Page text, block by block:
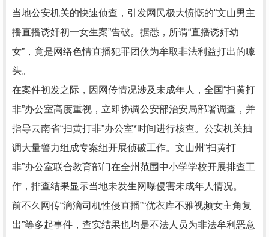
当地公安机关的快速侦查，引发网民极大愤慨的“文山男主
播直播诱奸初一女生案”告破。据悉，所谓“直播诱奸幼
女”，竟是网络色情直播犯罪团伙为牟取非法利益打出的噱
头。
在案件初发之际，因网传情况涉及未成年人，全国“扫黄打
非”办公室高度重视，立即协调公安部治安局部署调查，并
指导云南省“扫黄打非”办公室*时间进行核查。公安机关抽
调大量警力组成专案组开展侦破工作。文山州“扫黄打
非”办公室联合教育部门在全州范围中小学学校开展排查工
作，排查结果显示当地未发生网曝侵害未成年人情况。
前不久网传“滴滴司机性侵直播”“优衣库不雅视频女主角复
出”等多起事件，查实结果也均是不法人员为非法牟利恶意